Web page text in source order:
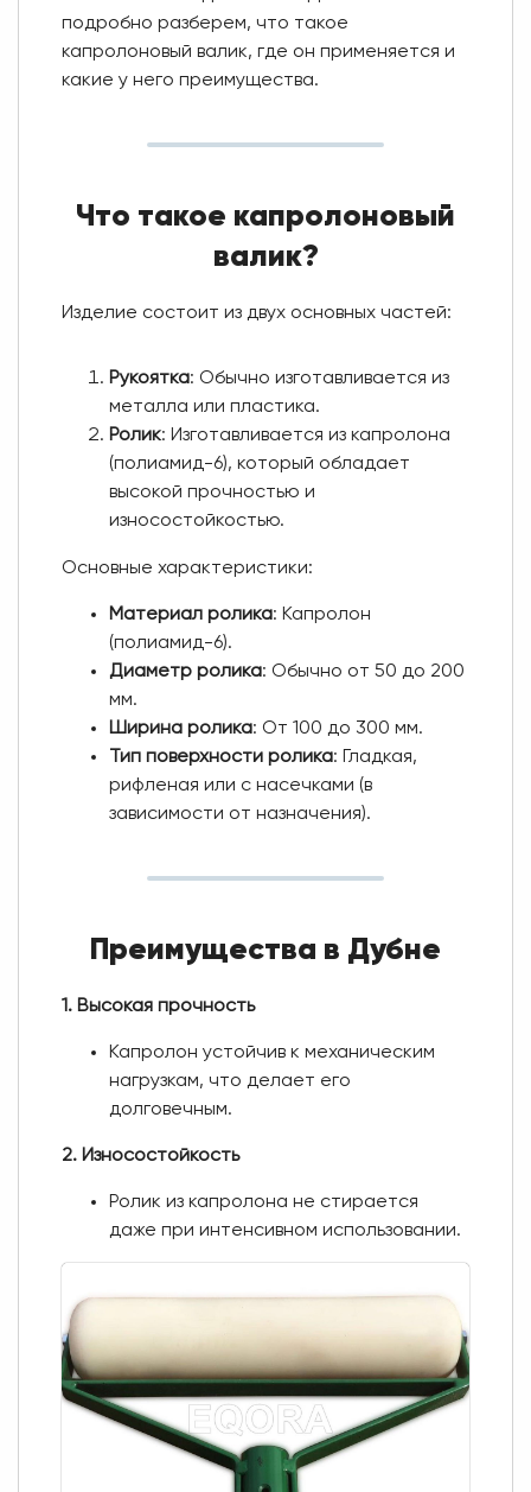
подробно разберем, что такое
капролоновый валик, где он применяется и
какие у него преимущества.
Что такое капролоновый
валик?
Изделие состоит из двух основных частей:
Рукоятка: Обычно изготавливается из
металла или пластика.
Ролик: Изготавливается из капролона
(полиамид-6), который обладает
высокой прочностью и
износостойкостью.
Основные характеристики:
Материал ролика: Капролон
(полиамид-6).
Диаметр ролика: Обычно от 50 до 200
мм.
Ширина ролика: От 100 до 300 мм.
Тип поверхности ролика: Гладкая,
рифленая или с насечками (в
зависимости от назначения).
Преимущества в Дубне
1. Высокая прочность
Капролон устойчив к механическим
нагрузкам, что делает его
долговечным.
2. Износостойкость
Ролик из капролона не стирается
даже при интенсивном использовании.